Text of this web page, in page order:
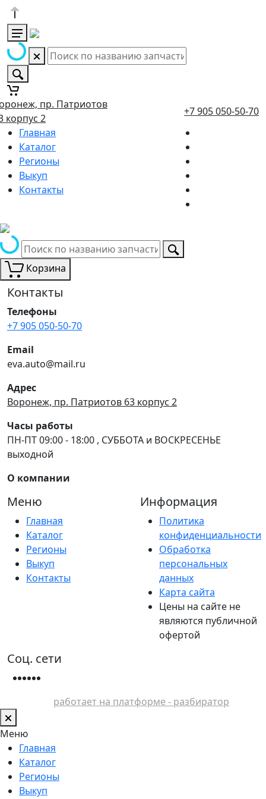
пр. Патриотов
корпус 2
+7 905 050-50-70
Главная
Каталог
Регионы
Выкуп
Контакты
Корзина
Контакты
Телефоны
+7 905 050-50-70
Email
eva.auto@mail.ru
Адрес
Воронеж, пр. Патриотов 63 корпус 2
Часы работы
ПН-ПТ 09:00 - 18:00 , СУББОТА и ВОСКРЕСЕНЬЕ
выходной
О компании
Меню
Главная
Каталог
Регионы
Выкуп
Контакты
Информация
Политика
конфиденциальности
Обработка
персональных
данных
Карта сайта
Цены на сайте не
являются публичной
офертой
Соц. сети
работает на платформе - разбиратор
Меню
Главная
Каталог
Регионы
Выкуп